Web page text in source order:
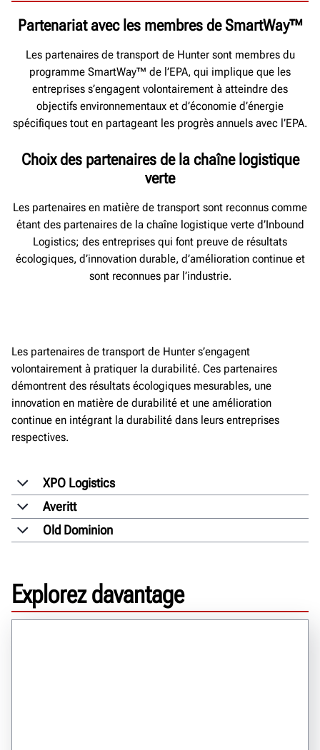
Partenariat avec les membres de SmartWay™
Les partenaires de transport de Hunter sont membres du
programme SmartWay™ de l’EPA, qui implique que les
entreprises s’engagent volontairement à atteindre des
objectifs environnementaux et d’économie d’énergie
spécifiques tout en partageant les progrès annuels avec l’EPA.
Choix des partenaires de la chaîne logistique
verte
Les partenaires en matière de transport sont reconnus comme
étant des partenaires de la chaîne logistique verte d’Inbound
Logistics; des entreprises qui font preuve de résultats
écologiques, d’innovation durable, d’amélioration continue et
sont reconnues par l’industrie.
Les partenaires de transport de Hunter s’engagent
volontairement à pratiquer la durabilité. Ces partenaires
démontrent des résultats écologiques mesurables, une
innovation en matière de durabilité et une amélioration
continue en intégrant la durabilité dans leurs entreprises
respectives.
XPO Logistics
Averitt
Old Dominion
Explorez davantage